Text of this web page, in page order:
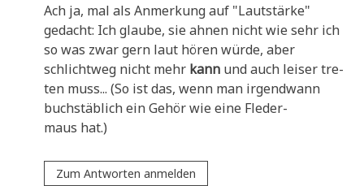
Ach ja, mal als Anmer­kung auf "Laut­stär­ke"
gedacht: Ich glau­be, sie ahnen nicht wie sehr ich
so was zwar gern laut hören wür­de, aber
schlicht­weg nicht mehr kann und auch lei­ser tre­
ten muss... (So ist das, wenn man irgend­wann
buch­stäb­lich ein Gehör wie eine Fle­der­
maus hat.)
Zum Antworten anmelden